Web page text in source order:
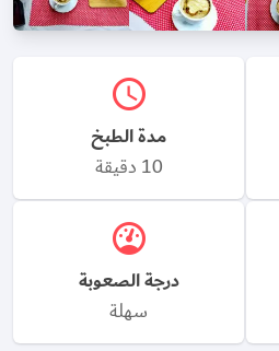
مدة الطبخ
10 دقيقة
درجة الصعوبة
سهلة